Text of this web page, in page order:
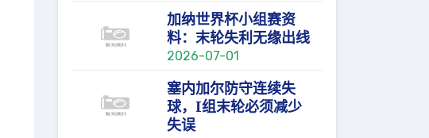
加纳世界杯小组赛资
料：末轮失利无缘出线
2026-07-01
塞内加尔防守连续失
球，I组末轮必须减少
失误